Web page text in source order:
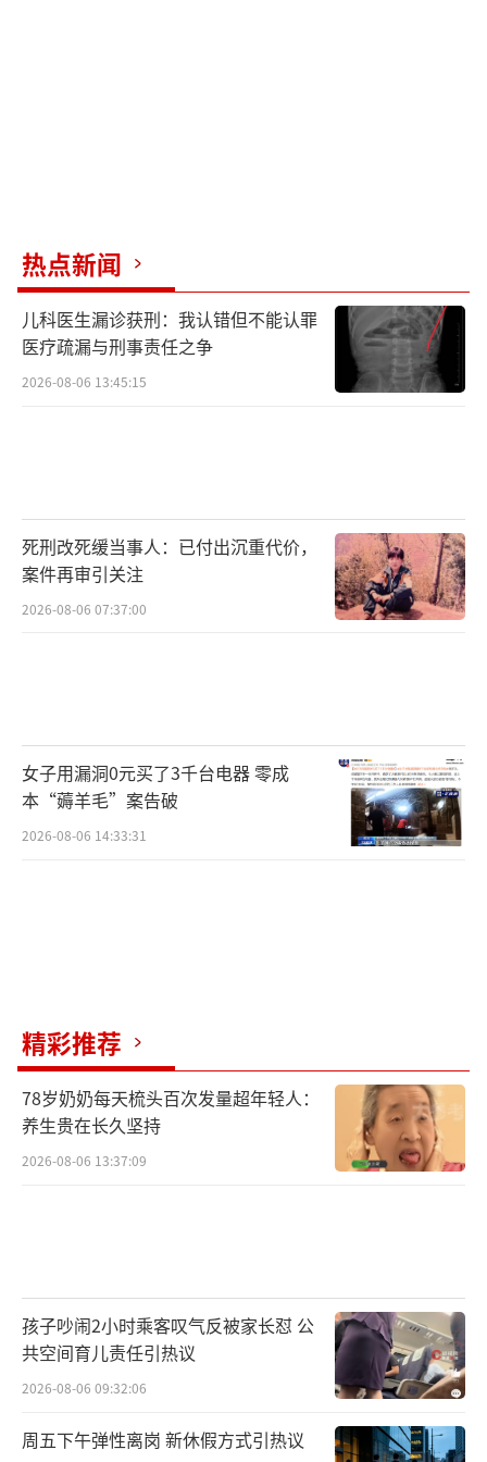
热点新闻
儿科医生漏诊获刑：我认错但不能认罪
医疗疏漏与刑事责任之争
2026-08-06 13:45:15
死刑改死缓当事人：已付出沉重代价，
案件再审引关注
2026-08-06 07:37:00
女子用漏洞0元买了3千台电器 零成
本“薅羊毛”案告破
2026-08-06 14:33:31
精彩推荐
78岁奶奶每天梳头百次发量超年轻人：
养生贵在长久坚持
2026-08-06 13:37:09
孩子吵闹2小时乘客叹气反被家长怼 公
共空间育儿责任引热议
2026-08-06 09:32:06
周五下午弹性离岗 新休假方式引热议